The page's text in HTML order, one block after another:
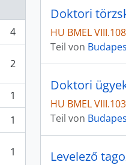
4
2
1
1
1
Doktori
HU BMEL
Teil von
Doktori
HU BMEL
Teil von
Levelező